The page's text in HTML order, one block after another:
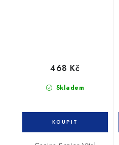
Skladem
468 Kč